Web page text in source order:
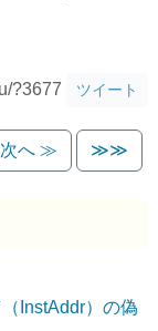
?3677 ツイート
次へ ≫ ≫≫
InstAddr）の偽